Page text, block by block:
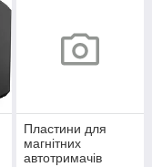
Пластини для
магнітних
автотримачів